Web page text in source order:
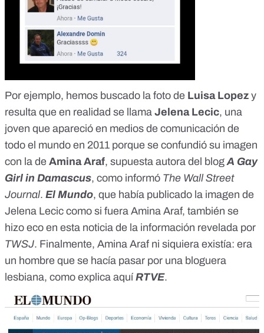
Por ejemplo, hemos buscado la foto de Luisa Lopez y
resulta que en realidad se llama Jelena Lecic, una
joven que apareció en medios de comunicación de
todo el mundo en 2011 porque se confundió su imagen
con la de Amina Araf, supuesta autora del blogA Gay
Girl in Damascus, como informó The Wall Street
Journal. El Mundo, que había publicado la imagen de
Jelena Lecic como si fuera Amina Araf, también se
hizo eco en esta noticia de la información revelada por
TWSJ. Finalmente, Amina Araf ni siquiera existía: era
un hombre que se hacía pasar por una bloguera
lesbiana, como explica aquí RTVE.